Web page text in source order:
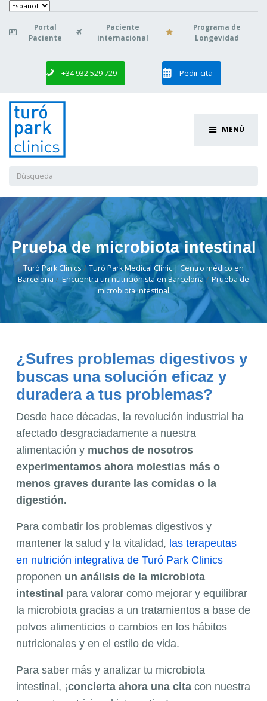
Elegir

Portal
Paciente
Paciente
internacional
Programa de
Longevidad
+34 932 529 729 Pedir cita
MENÚ
Buscar:
Prueba de microbiota intestinal
Turó Park Clinics
Turó Park Medical Clinic | Centro médico en
Barcelona
Encuentra un nutriciónista en Barcelona
Prueba de
microbiota intestinal
¿Sufres problemas digestivos y
buscas una solución eficaz y
duradera a tus problemas?
Desde hace décadas, la revolución industrial ha
afectado desgraciadamente a nuestra
alimentación y muchos de nosotros
experimentamos ahora molestias más o
menos graves durante las comidas o la
digestión.
Para combatir los problemas digestivos y
mantener la salud y la vitalidad, las terapeutas
en nutrición integrativa de Turó Park Clinics
proponen un análisis de la microbiota
intestinal para valorar como mejorar y equilibrar
la microbiota gracias a un tratamientos a base de
polvos alimenticios o cambios en los hábitos
nutricionales y en el estilo de vida.
Para saber más y analizar tu microbiota
intestinal, ¡concierta ahora una cita con nuestra